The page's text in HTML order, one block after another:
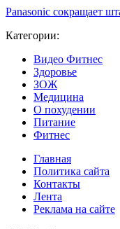
Panasonic сокращает
Категории:
Видео Фитнес
Здоровье
ЗОЖ
Медицина
О похудении
Питание
Фитнес
Главная
Политика сайта
Контакты
Лента
Реклама на сайте